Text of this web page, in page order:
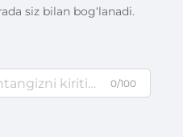
siz bilan bog‘lanadi.
0/100